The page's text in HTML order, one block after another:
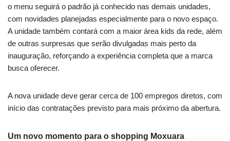
o menu seguirá o padrão já conhecido nas demais unidades,
com novidades planejadas especialmente para o novo espaço.
A unidade também contará com a maior área kids da rede, além
de outras surpresas que serão divulgadas mais perto da
inauguração, reforçando a experiência completa que a marca
busca oferecer.
A nova unidade deve gerar cerca de 100 empregos diretos, com
início das contratações previsto para mais próximo da abertura.
Um novo momento para o shopping Moxuara